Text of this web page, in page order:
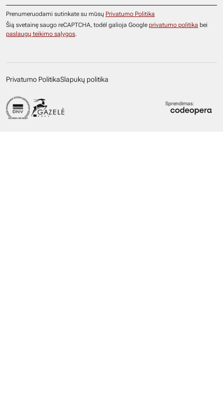
Prenumeruodami sutinkate su mūsų Privatumo Politika
Šią svetainę saugo reCAPTCHA, todėl galioja Google privatumo politika bei
paslaugų teikimo sąlygos.
Privatumo PolitikaSlapukų politika
Sprendimas: